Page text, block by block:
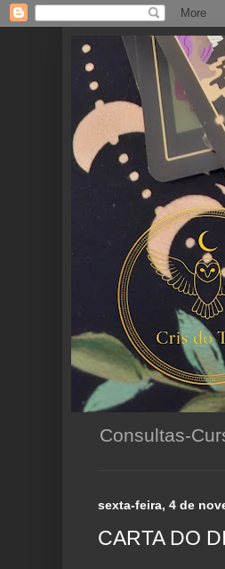
Consultas-
sexta-feira, 4 de
CARTA DO